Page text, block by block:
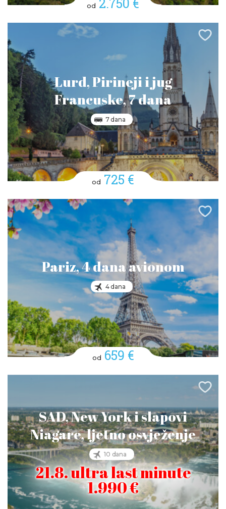
od
Lurd, Pirineji i jug
Francuske, 7 dana
7 dana
od 725 €
Pariz, 4 dana avionom
4 dana
od 659 €
SAD, New York i slapovi
Niagare, ljetno osvježenje
10 dana
21.8. ultra last minute
1.990 €